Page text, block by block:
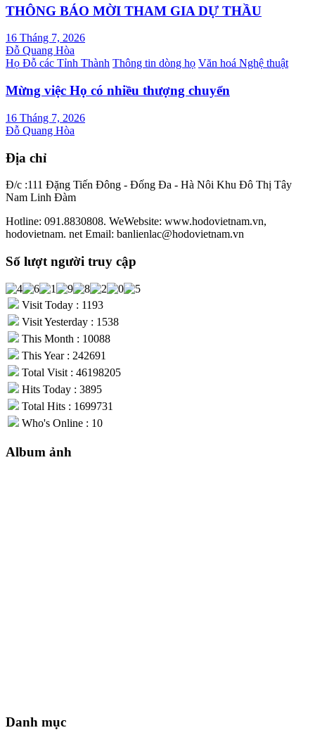
THÔNG BÁO MỜI THAM GIA DỰ THẦU
16 Tháng 7, 2026
Đỗ Quang Hòa
Họ Đỗ các Tỉnh Thành Thông tin dòng họ Văn hoá Nghệ thuật
Mừng việc Họ có nhiều thượng chuyển
16 Tháng 7, 2026
Đỗ Quang Hòa
Địa chỉ
Đ/c :111 Đặng Tiến Đông - Đống Đa - Hà Nôi Khu Đô Thị Tây
Nam Linh Đàm
Hotline: 091.8830808. WeWebsite: www.hodovietnam.vn,
hodovietnam. net Email: banlienlac@hodovietnam.vn
Số lượt người truy cập
Visit Today : 1193
Visit Yesterday : 1538
This Month : 10088
This Year : 242691
Total Visit : 46198205
Hits Today : 3895
Total Hits : 1699731
Who's Online : 10
Album ảnh
Danh mục